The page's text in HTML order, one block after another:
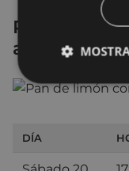
Pan de
amapola
DÍA